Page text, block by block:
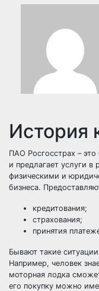
История
ПАО Росгосстрах –
и предлагает услуги в
физическими и
бизнеса.
кредитования;
страхования;
принятия
Бывают такие
Например, человек
моторная лодка
его покупку можно